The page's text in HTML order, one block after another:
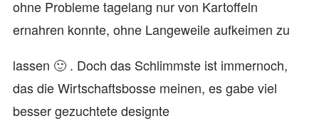
ohne Probleme tagelang nur von Kartoffeln
ernahren konnte, ohne Langeweile aufkeimen zu
lassen 🙂 . Doch das Schlimmste ist immernoch,
das die Wirtschaftsbosse meinen, es gabe viel
besser gezuchtete designte